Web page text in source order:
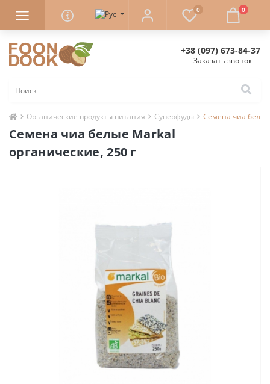
0 0
+38 (097) 673-84-37
Заказать звонок
Органические продукты питания Суперфуды Семена чиа белые
Семена чиа белые Markal
органические, 250 г